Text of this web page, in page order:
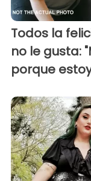
Todos la
no le gusta:
porque